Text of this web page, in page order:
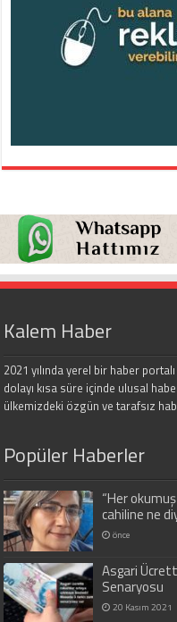
Kalem Haber
2021 yılında yerel bir haber
dolayı kısa süre içinde ulusal
ülkemizdeki özgün ve tarafsız
Popüler Haberler
“Her
cahiline ne
önce
Asgari
Senaryosu
20 Kasım 2021